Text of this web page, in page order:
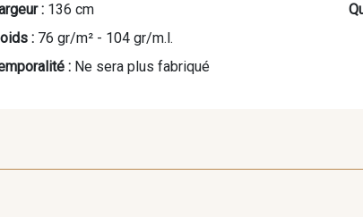
: 136 cm
: 76 gr/m² - 104 gr/m.l.
: Ne sera plus fabriqué